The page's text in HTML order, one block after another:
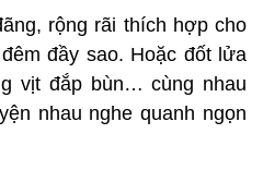
rộng rãi thích hợp cho
đầy sao. Hoặc đốt lửa
vịt đắp bùn… cùng nhau
nhau nghe quanh ngọn